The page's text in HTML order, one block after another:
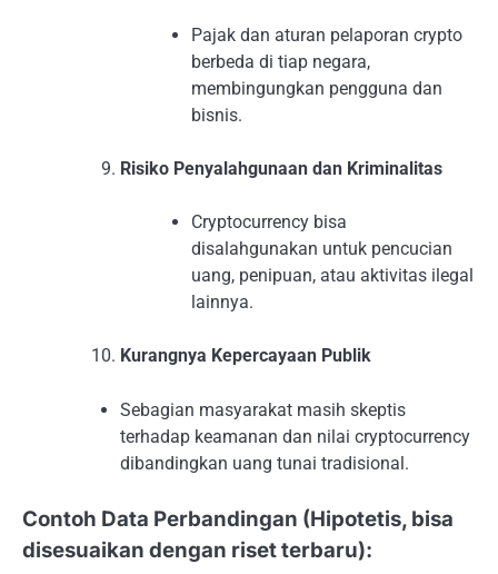
Pajak dan aturan pelaporan crypto
berbeda di tiap negara,
membingungkan pengguna dan
bisnis.
Risiko Penyalahgunaan dan Kriminalitas
Cryptocurrency bisa
disalahgunakan untuk pencucian
uang, penipuan, atau aktivitas ilegal
lainnya.
Kurangnya Kepercayaan Publik
Sebagian masyarakat masih skeptis
terhadap keamanan dan nilai cryptocurrency
dibandingkan uang tunai tradisional.
Contoh Data Perbandingan (Hipotetis, bisa
disesuaikan dengan riset terbaru):